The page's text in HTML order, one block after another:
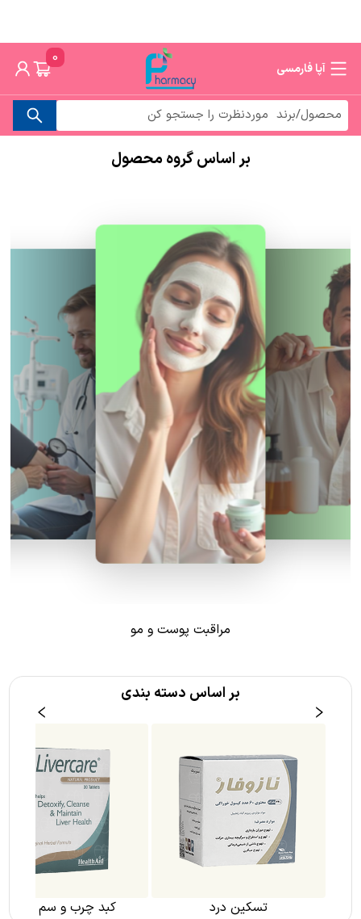
آپا فارمسی
0
بر اساس گروه محصول
مراقبت پوست و مو
بر اساس دسته بندی
تسکین درد کبد چرب و سم زدائی